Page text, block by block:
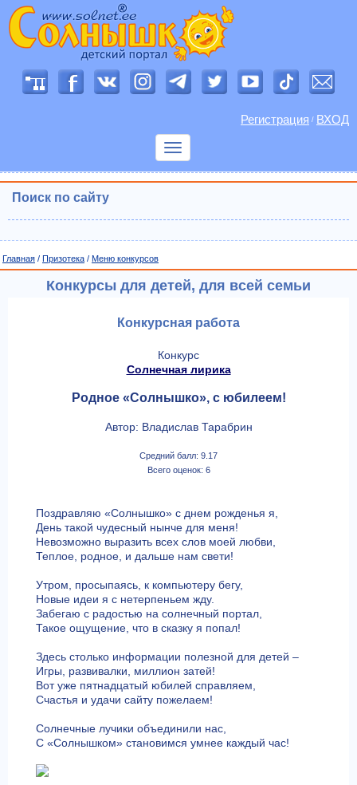
Регистрация / ВХОД
Показать
Поиск по сайту
Главная / Призотека / Меню конкурсов
Конкурсы для детей, для всей семьи
Конкурсная работа
Конкурс
Солнечная лирика
Родное «Солнышко», с юбилеем!
Автор: Владислав Тарабрин
Средний балл: 9.17
Всего оценок: 6
Поздравляю «Солнышко» с днем рожденья я,
День такой чудесный нынче для меня!
Невозможно выразить всех слов моей любви,
Теплое, родное, и дальше нам свети!
Утром, просыпаясь, к компьютеру бегу,
Новые идеи я с нетерпеньем жду.
Забегаю с радостью на солнечный портал,
Такое ощущение, что в сказку я попал!
Здесь столько информации полезной для детей –
Игры, развивалки, миллион затей!
Вот уже пятнадцатый юбилей справляем,
Счастья и удачи сайту пожелаем!
Солнечные лучики объединили нас,
С «Солнышком» становимся умнее каждый час!